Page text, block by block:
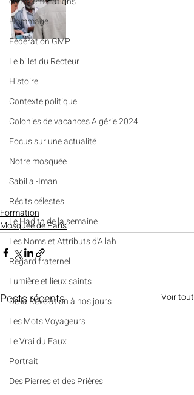
Hommage
Fédération GMP
Le billet du Recteur
Histoire
Contexte politique
Colonies de vacances Algérie 2024
​​Focus sur une actualité
Notre mosquée
Sabil al-Iman
Récits célestes
Le Hadith de la semaine
Les Noms et Attributs d'Allah
Regard fraternel
Lumière et lieux saints
De la Révélation à nos jours
Les Mots Voyageurs
Le Vrai du Faux
Portrait
Des Pierres et des Prières
Formation
Mosquée de Paris
Posts récents Voir tout